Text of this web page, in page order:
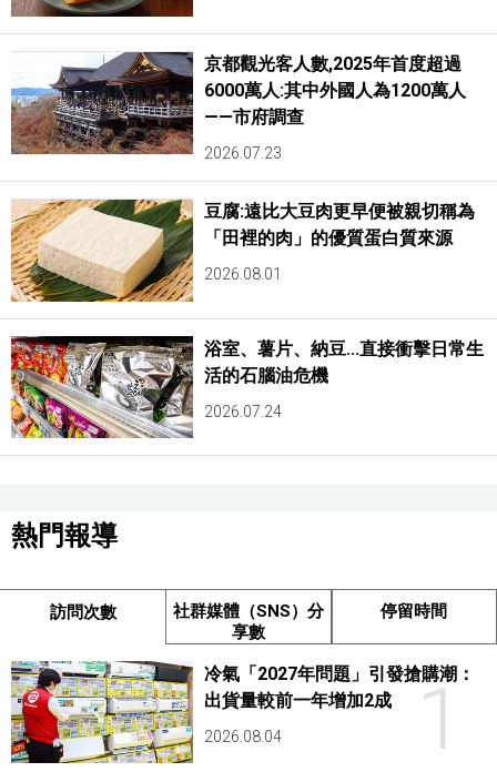
京都觀光客人數,2025年首度超過
6000萬人:其中外國人為1200萬人
——市府調查
2026.07.23
豆腐:遠比大豆肉更早便被親切稱為
「田裡的肉」的優質蛋白質來源
2026.08.01
浴室、薯片、納豆...直接衝擊日常生
活的石腦油危機
2026.07.24
熱門報導
訪問次數
社群媒體（SNS）分
享數
停留時間
1
冷氣「2027年問題」引發搶購潮：
出貨量較前一年增加2成
2026.08.04